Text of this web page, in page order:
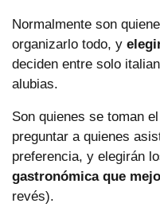
Normalmente son
organizarlo todo, y
deciden entre solo
alubias.
Son quienes se toman
preguntar a quienes
preferencia, y elegirán
gastronómica que
revés).